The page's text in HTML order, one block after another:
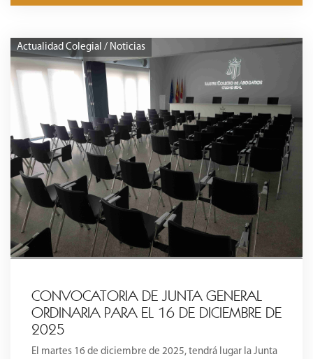
Actualidad Colegial / Noticias
CONVOCATORIA DE JUNTA GENERAL
ORDINARIA PARA EL 16 DE DICIEMBRE DE
2025
El martes 16 de diciembre de 2025, tendrá lugar la Junta